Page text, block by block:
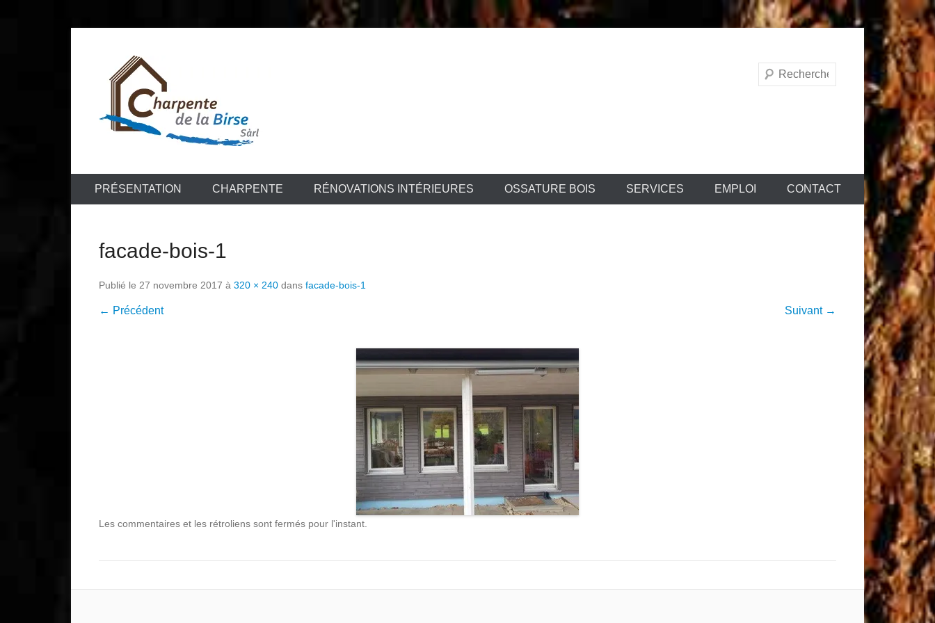
Charpente de la Birse Sàrl
Recherche
PRÉSENTATION CHARPENTE RÉNOVATIONS INTÉRIEURES OSSATURE BOIS SERVICES EMPLOI CONTACT
facade-bois-1
Publié le 27 novembre 2017 à 320 × 240 dans facade-bois-1
← Précédent Suivant →
Les commentaires et les rétroliens sont fermés pour l'instant.